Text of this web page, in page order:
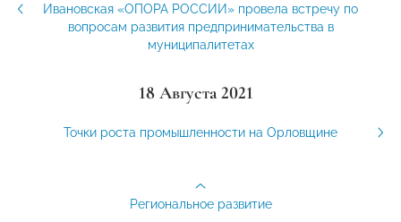
Ивановская «ОПОРА РОССИИ» провела встречу по
вопросам развития предпринимательства в
муниципалитетах
18 Августа 2021
Точки роста промышленности на Орловщине
Региональное развитие